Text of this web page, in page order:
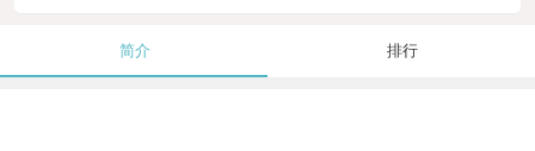
简介 排行